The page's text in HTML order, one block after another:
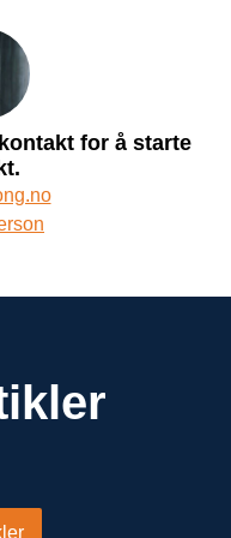
for å starte